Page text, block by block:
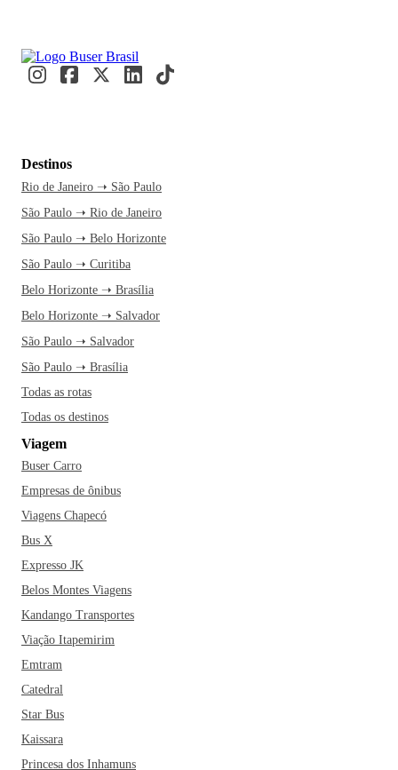
Destinos
Rio de Janeiro ➝ São Paulo
São Paulo ➝ Rio de Janeiro
São Paulo ➝ Belo Horizonte
São Paulo ➝ Curitiba
Belo Horizonte ➝ Brasília
Belo Horizonte ➝ Salvador
São Paulo ➝ Salvador
São Paulo ➝ Brasília
Todas as rotas
Todas os destinos
Viagem
Buser Carro
Empresas de ônibus
Viagens Chapecó
Bus X
Expresso JK
Belos Montes Viagens
Kandango Transportes
Viação Itapemirim
Emtram
Catedral
Star Bus
Kaissara
Princesa dos Inhamuns